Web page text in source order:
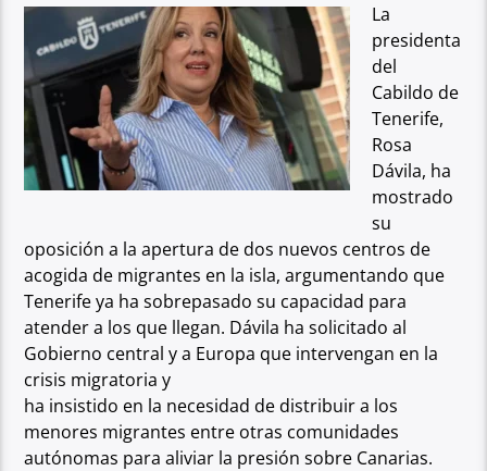
La
presidenta
del
Cabildo de
Tenerife,
Rosa
Dávila, ha
mostrado
su
oposición a laapertura de dos nuevos centros de
acogida de migrantes en la isla, argumentando que
Tenerife ya ha sobrepasado su capacidad para
atender a los que llegan. Dávila ha solicitado al
Gobierno central y a Europa que intervengan en la
crisis migratoria y
ha insistido en la necesidad de distribuir a los
menores migrantes entre otras comunidades
autónomas para aliviar la presión sobre Canarias.